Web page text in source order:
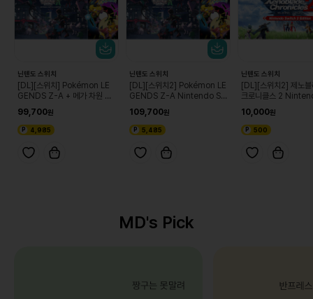
닌텐도 스위치
[DL][스위치] Pokémon LE
GENDS Z-A + 메가 차원 러
99,700
4,985
닌텐도 스위치
[DL][스위치2] Pokémon LE
GENDS Z-A Nintendo Sw
러시 세트
109,700
5,485
닌텐도 스위치
[DL][스위치2] 제노블
크로니클스 2
스
10,000
500
MD's Pick